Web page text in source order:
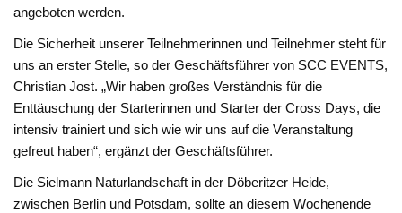
angeboten werden.
Die Sicherheit unserer Teilnehmerinnen und Teilnehmer steht für
uns an erster Stelle, so der Geschäftsführer von SCC EVENTS,
Christian Jost. „Wir haben großes Verständnis für die
Enttäuschung der Starterinnen und Starter der Cross Days, die
intensiv trainiert und sich wie wir uns auf die Veranstaltung
gefreut haben“, ergänzt der Geschäftsführer.
Die Sielmann Naturlandschaft in der Döberitzer Heide,
zwischen Berlin und Potsdam, sollte an diesem Wochenende